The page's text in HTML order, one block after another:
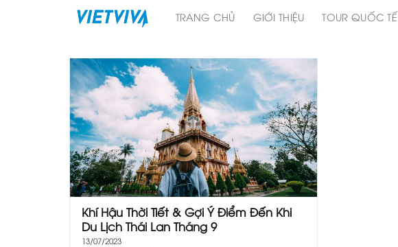
TRANG CHỦ GIỚI THIỆU TOUR QUỐC TẾ
Khí Hậu Thời Tiết & Gợi Ý Điểm Đến Khi
Du Lịch Thái Lan Tháng 9
13/07/2023